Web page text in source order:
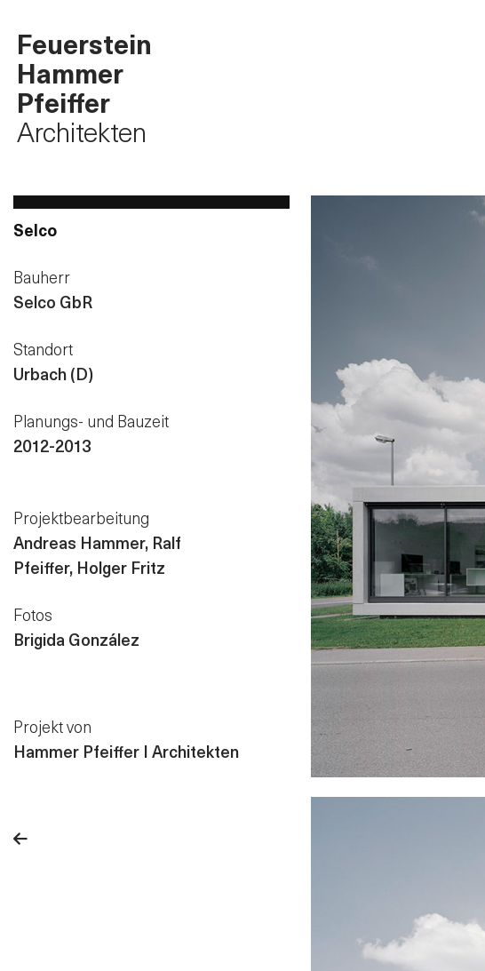
Feuerstein
Hammer
Pfeiffer
Architekten
Selco
Bauherr
Selco GbR
Standort
Urbach (D)
Planungs- und Bauzeit
2012-2013
Projektbearbeitung
Andreas Hammer, Ralf
Pfeiffer, Holger Fritz
Fotos
Brigida González
Projekt von
Hammer Pfeiffer I Architekten